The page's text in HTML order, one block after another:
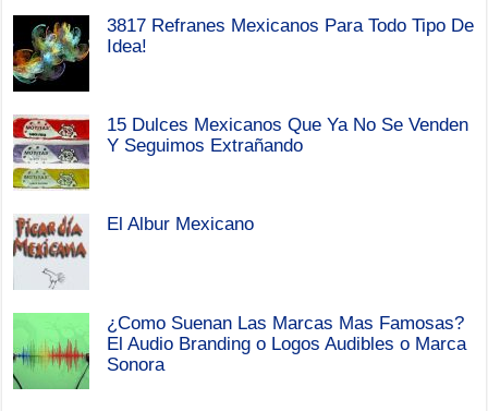
3817 Refranes Mexicanos Para Todo Tipo De
Idea!
15 Dulces Mexicanos Que Ya No Se Venden
Y Seguimos Extrañando
El Albur Mexicano
¿Como Suenan Las Marcas Mas Famosas?
El Audio Branding o Logos Audibles o Marca
Sonora